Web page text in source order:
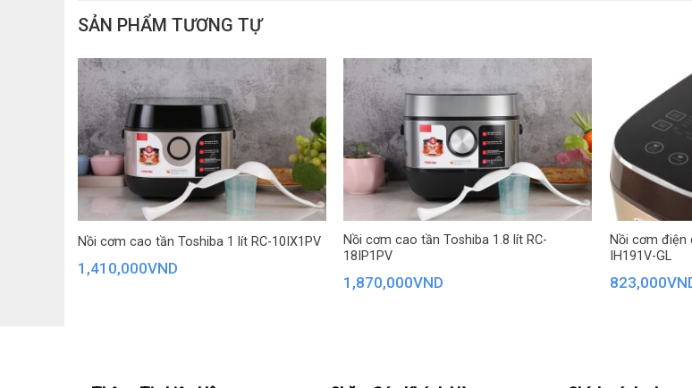
Bảng điều khiển cảm ứng nhạy bén có màn hình LCD hiển thị dễ dàng thao tác,
gian nấu thức ăn
Khi chọn chế độ hẹn giờ, cài đặt thời gian nấu xong và nồi sẽ chuyển sang chế độ “Giữ ấm” khi hết thời
chóng, tiết kiệm thời gian.
Cơm nấu chín đều, tơi xốp, thơm ngon và được bảo toàn dưỡng chất nhờ công nghệ nấu điện từ hiện
Xem thêm: Nồi cơm cao tần là gì?
Lưu ý:Đối với mẫu nồi cơm điện Kangaroo này, hãng khuyến cáo chức năng giữ ấm nên cài đặt tối đa
dinh dưỡng trong gạo.
SẢN PHẨM TƯƠNG TỰ
Nồi cơm cao tần Toshiba 1 lít RC-10IX1PV
1,410,000VND
Nồi cơm cao tần Toshiba 1.8 lít RC-
18IP1PV
1,870,000VND
Nồi cơm điện
IH191V-GL
823,000